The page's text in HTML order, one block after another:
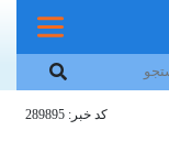
کد خبر: 289895